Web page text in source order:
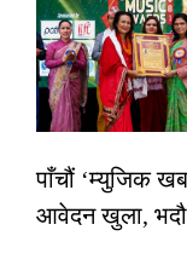
पाँचौं ‘म्युजिक
आवेदन खुला, भदौ